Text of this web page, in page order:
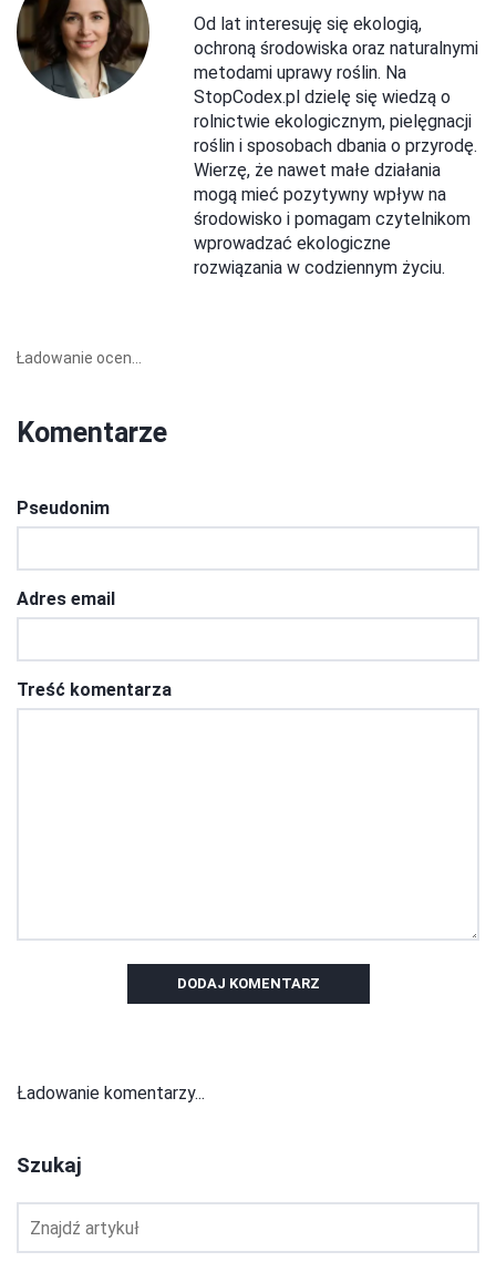
Od lat interesuję się ekologią,
ochroną środowiska oraz naturalnymi
metodami uprawy roślin. Na
StopCodex.pl dzielę się wiedzą o
rolnictwie ekologicznym, pielęgnacji
roślin i sposobach dbania o przyrodę.
Wierzę, że nawet małe działania
mogą mieć pozytywny wpływ na
środowisko i pomagam czytelnikom
wprowadzać ekologiczne
rozwiązania w codziennym życiu.
Ładowanie ocen...
Komentarze
Pseudonim
Adres email
Treść komentarza
DODAJ KOMENTARZ
Ładowanie komentarzy...
Szukaj